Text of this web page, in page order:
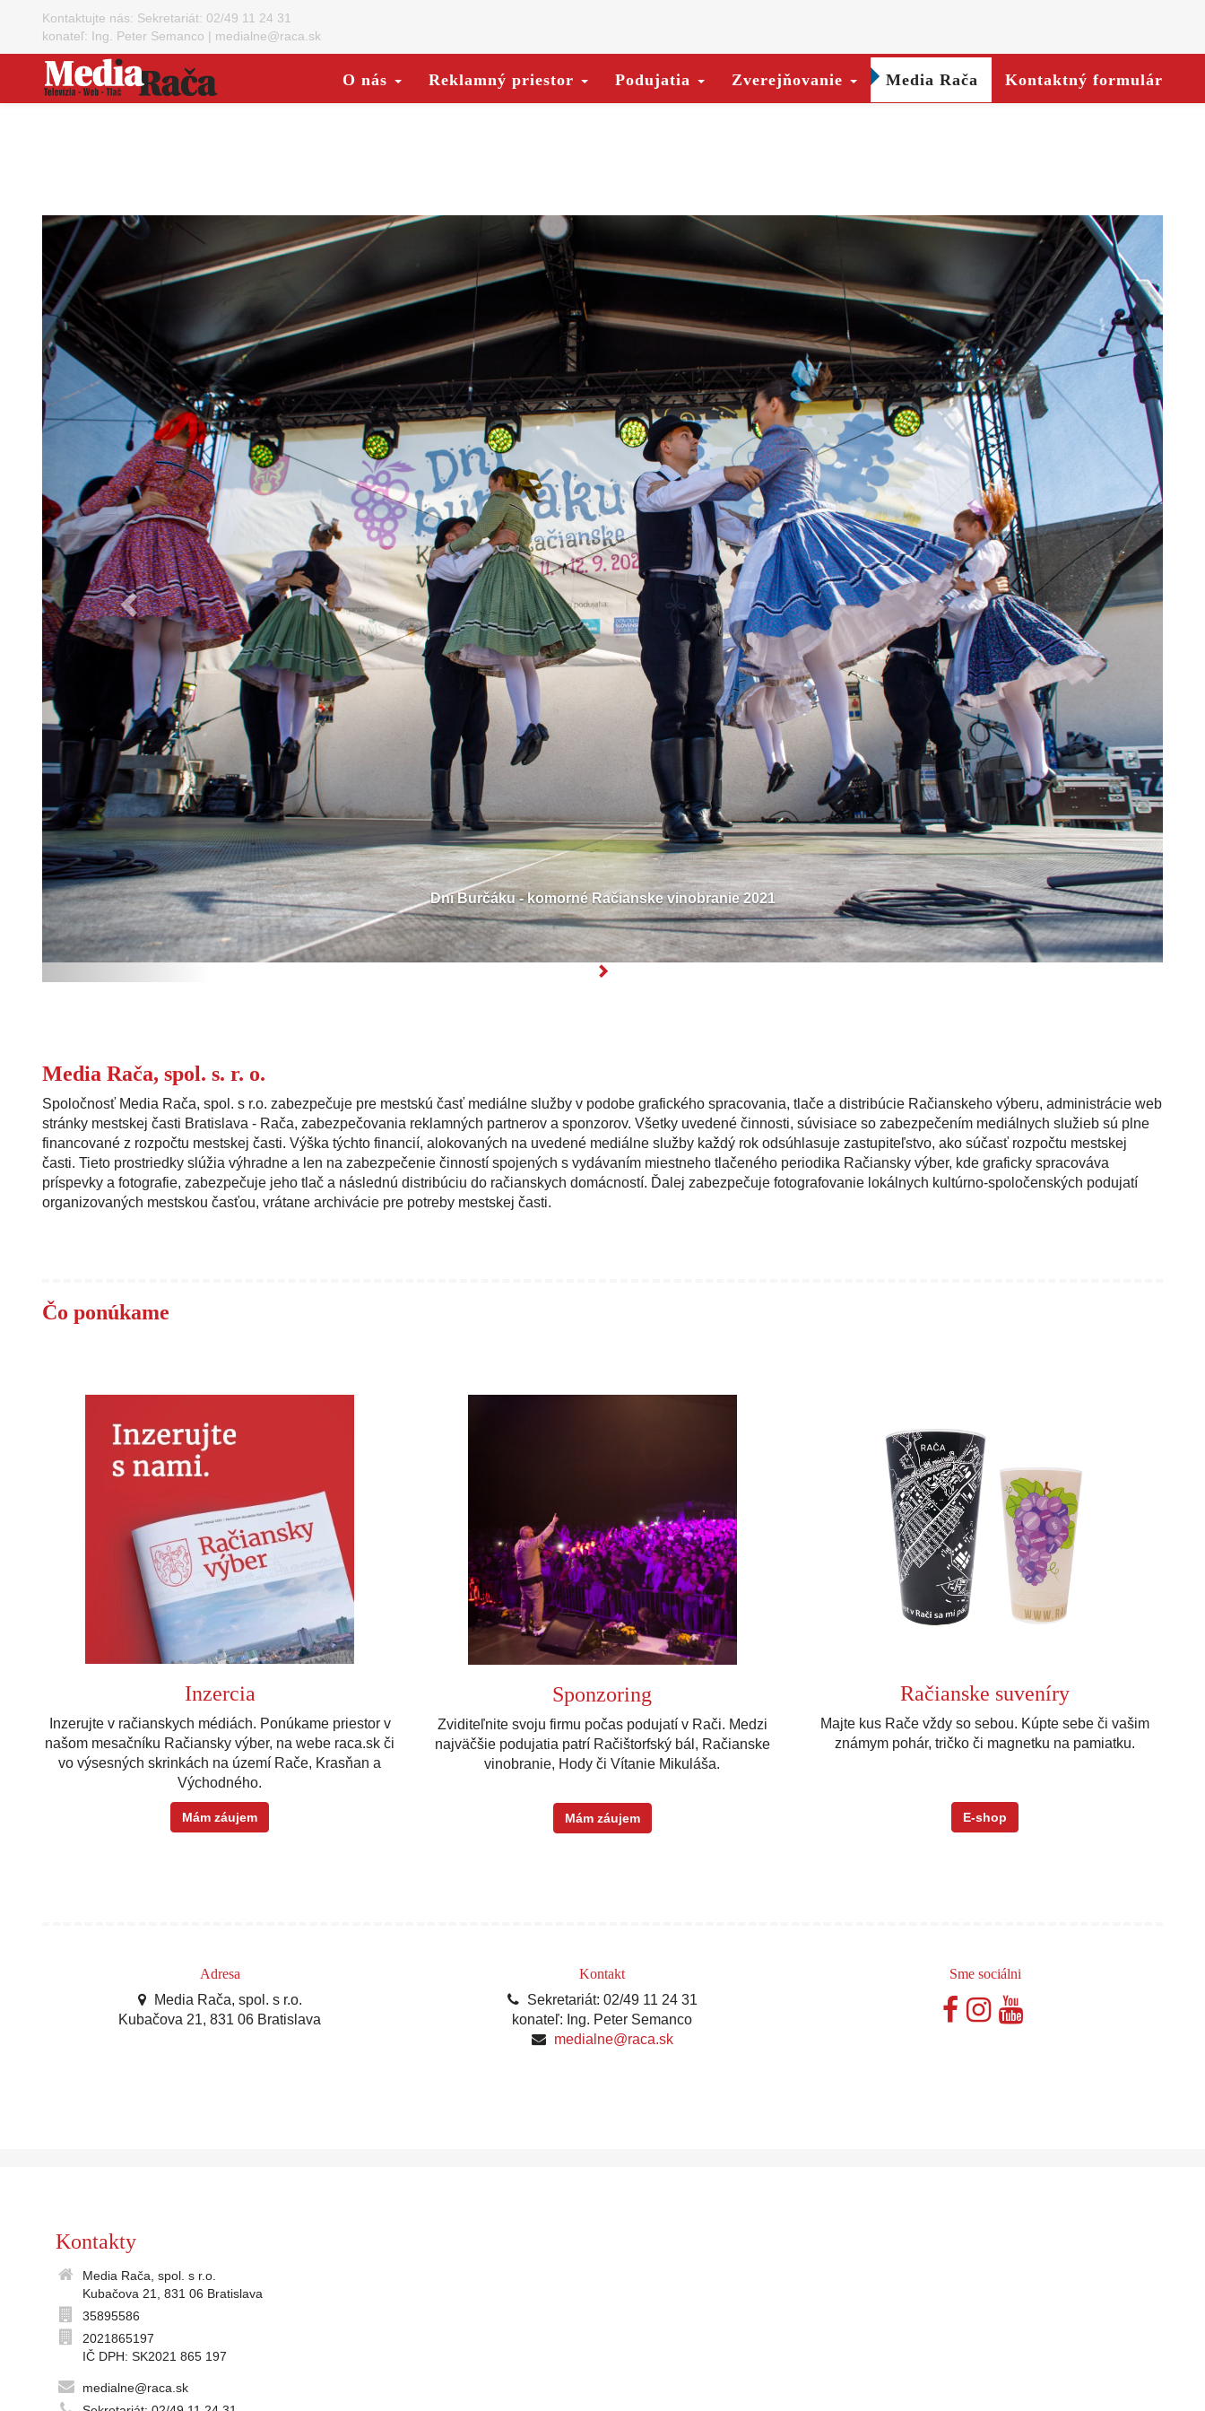
Kontaktujte nás: Sekretariát: 02/49 11 24 31
konateľ: Ing. Peter Semanco | medialne@raca.sk
O nás Reklamný priestor Podujatia Zverejňovanie Media Rača Kontaktný formulár
Deň detí 2021
Predchádzajúca
Media Rača, spol. s. r. o.
Spoločnosť Media Rača, spol. s r.o. zabezpečuje pre mestskú časť mediálne služby v podobe grafického spracovania, tlače a distribúcie Račianskeho výberu, administrácie web
stránky mestskej časti Bratislava - Rača, zabezpečovania reklamných partnerov a sponzorov. Všetky uvedené činnosti, súvisiace so zabezpečením mediálnych služieb sú plne
financované z rozpočtu mestskej časti. Výška týchto financií, alokovaných na uvedené mediálne služby každý rok odsúhlasuje zastupiteľstvo, ako súčasť rozpočtu mestskej
časti. Tieto prostriedky slúžia výhradne a len na zabezpečenie činností spojených s vydávaním miestneho tlačeného periodika Račiansky výber, kde graficky spracováva
príspevky a fotografie, zabezpečuje jeho tlač a následnú distribúciu do račianskych domácností. Ďalej zabezpečuje fotografovanie lokálnych kultúrno-spoločenských podujatí
organizovaných mestskou časťou, vrátane archivácie pre potreby mestskej časti.
Čo ponúkame
Inzercia
Inzerujte v račianskych médiách. Ponúkame priestor v
našom mesačníku Račiansky výber, na webe raca.sk či
vo výsesných skrinkách na území Rače, Krasňan a
Východného.
Mám záujem
Sponzoring
Zviditeľnite svoju firmu počas podujatí v Rači. Medzi
najväčšie podujatia patrí Račištorfský bál, Račianske
vinobranie, Hody či Vítanie Mikuláša.
Mám záujem
Račianske suveníry
Majte kus Rače vždy so sebou. Kúpte sebe či vašim
známym pohár, tričko či magnetku na pamiatku.
E-shop
Adresa
Media Rača, spol. s r.o.
Kubačova 21, 831 06 Bratislava
Kontakt
Sekretariát: 02/49 11 24 31
konateľ: Ing. Peter Semanco
medialne@raca.sk
Sme sociálni
Kontakty
Media Rača, spol. s r.o.
Kubačova 21, 831 06 Bratislava
35895586
2021865197
IČ DPH: SK2021 865 197
medialne@raca.sk